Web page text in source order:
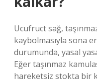
Ucufruct sağ,
kaybolmasıyla sona
durumunda, yasal
Eğer taşınmaz
hareketsiz stokta bir